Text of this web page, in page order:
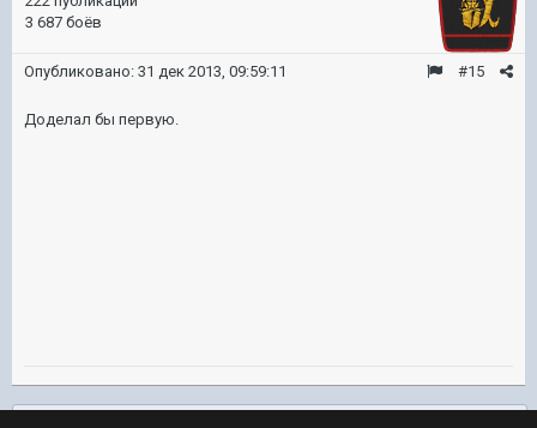
3 687 боёв
#15
Опубликовано: 31 дек 2013, 09:59:11
Доделал бы первую.